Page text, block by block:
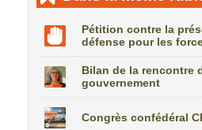
Pétition contre la
défense pour les
Bilan de la rencontre
gouvernement
Congrès confédéral